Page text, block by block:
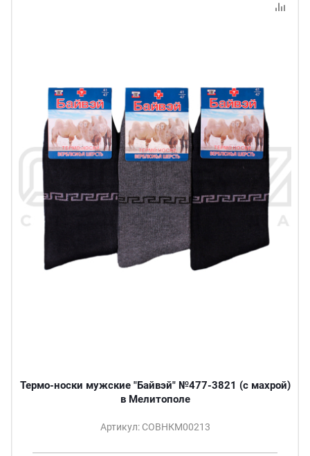
Термо-носки мужские "Байвэй" №477-3821 (с махрой)
в Мелитополе
Артикул: СОВНКМ00213